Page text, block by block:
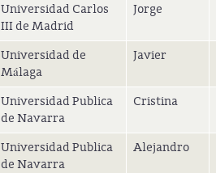
Universidad Carlos
III de Madrid
Jorge
Universidad de
Málaga
Javier
Universidad Publica
de Navarra
Cristina
Universidad Publica
de Navarra
Alejandro